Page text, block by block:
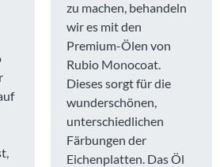
zu machen, behandeln
wir es mit den
Premium-Ölen von
Rubio Monocoat.
Dieses sorgt für die
wunderschönen,
unterschiedlichen
Färbungen der
Eichenplatten. Das Öl